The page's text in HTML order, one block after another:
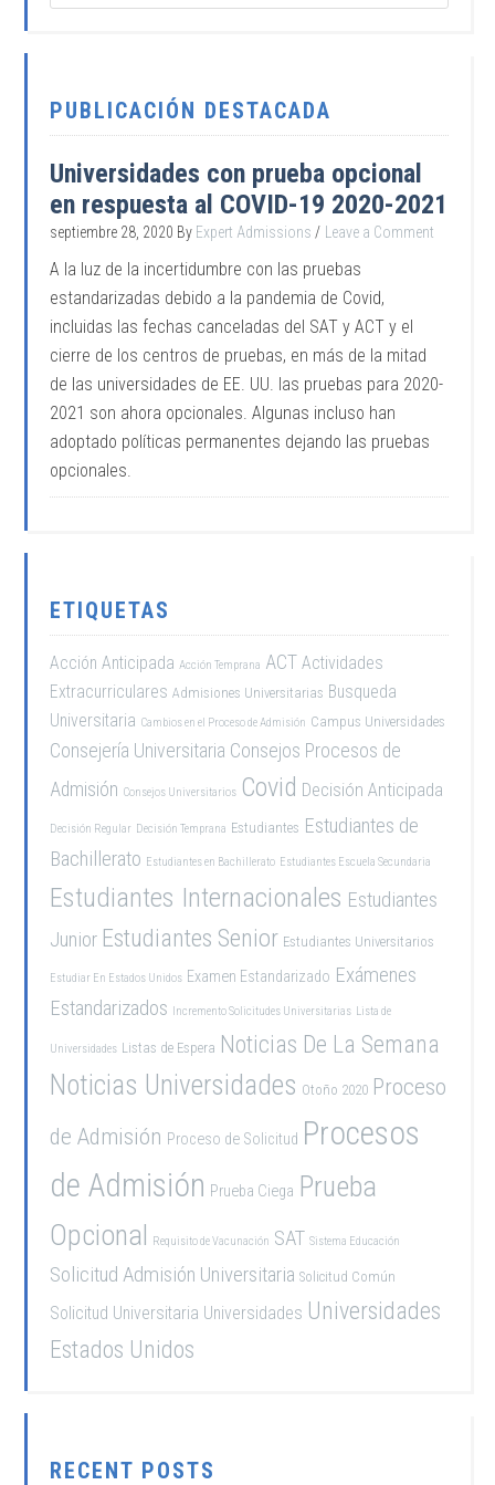
PUBLICACIÓN DESTACADA
Universidades con prueba opcional
en respuesta al COVID-19 2020-2021
septiembre 28, 2020 By Expert Admissions Leave a Comment
A la luz de la incertidumbre con las pruebas
estandarizadas debido a la pandemia de Covid,
incluidas las fechas canceladas del SAT y ACT y el
cierre de los centros de pruebas, en más de la mitad
de las universidades de EE. UU. las pruebas para 2020-
2021 son ahora opcionales. Algunas incluso han
adoptado políticas permanentes dejando las pruebas
opcionales.
ETIQUETAS
Acción Anticipada Acción Temprana ACT Actividades
Extracurriculares Admisiones Universitarias Busqueda
Universitaria Cambios en el Proceso de Admisión Campus Universidades
Consejería Universitaria Consejos Procesos de
Admisión Consejos Universitarios Covid Decisión Anticipada
Decisión Regular Decisión Temprana Estudiantes Estudiantes de
Bachillerato Estudiantes en Bachillerato Estudiantes Escuela Secundaria
Estudiantes Internacionales Estudiantes
Junior Estudiantes Senior Estudiantes Universitarios
Estudiar En Estados Unidos Examen Estandarizado Exámenes
Estandarizados Incremento Solicitudes Universitarias Lista de
Universidades Listas de Espera Noticias De La Semana
Noticias Universidades Otoño 2020 Proceso
de Admisión Proceso de Solicitud Procesos
de Admisión Prueba Ciega Prueba
Opcional Requisito de Vacunación SAT Sistema Educación
Solicitud Admisión Universitaria Solicitud Común
Solicitud Universitaria Universidades Universidades
Estados Unidos
RECENT POSTS